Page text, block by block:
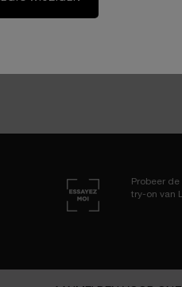
Probeer
try-on van